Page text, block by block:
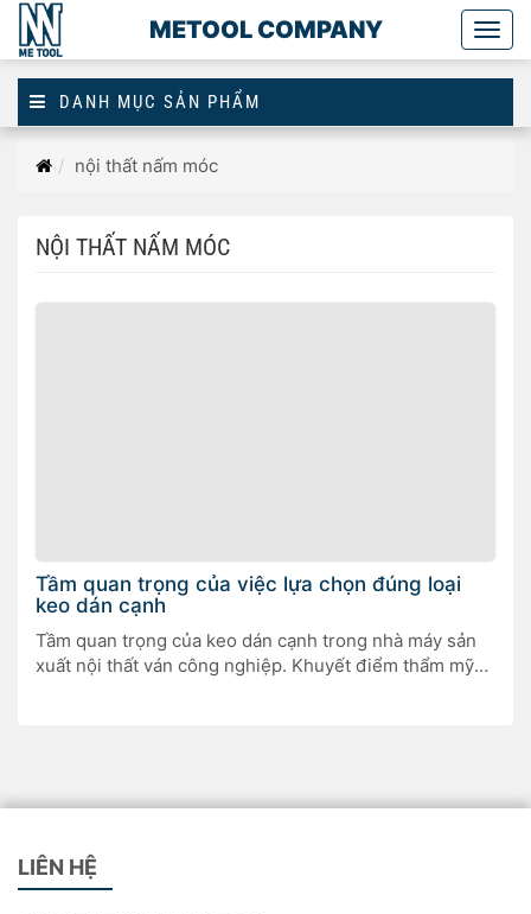
METOOL COMPANY
DANH MỤC SẢN PHẨM
Trangnội thất nấm móc
NỘI THẤT NẤM MÓC
Tầm quan trọng của việc lựa chọn đúng loại
keo dán cạnh
Tầm quan trọng của keo dán cạnh trong nhà máy sản
xuất nội thất ván công nghiệp. Khuyết điểm thẩm mỹ
LIÊN HỆ